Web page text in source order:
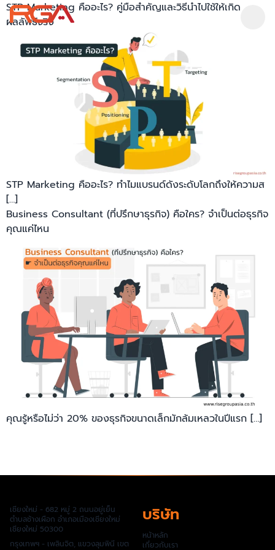
STP Marketing คืออะไร? คู่มือสำคัญและวิธีนำไปใช้ให้เกิด
ผลลัพธ์จริง
STP Marketing คืออะไร? ทำไมแบรนด์ดังระดับโลกถึงให้ความส
[…]
Business Consultant (ที่ปรึกษาธุรกิจ) คือใคร? จำเป็นต่อธุรกิจ
คุณแค่ไหน
คุณรู้หรือไม่ว่า 20% ของธุรกิจขนาดเล็กมักล้มเหลวในปีแรก […]
บริษัท
หน้าหลัก
เกี่ยวกับเรา
เชียงใหม่ - 682 หมู่ 2 ถนนอยู่เย็น
ตำบลช้างเผือก อำเภอเมืองเชียงใหม่
เชียงใหม่ 50300
กรุงเทพฯ - เพลินจิต, แขวงลุมพินี เขต